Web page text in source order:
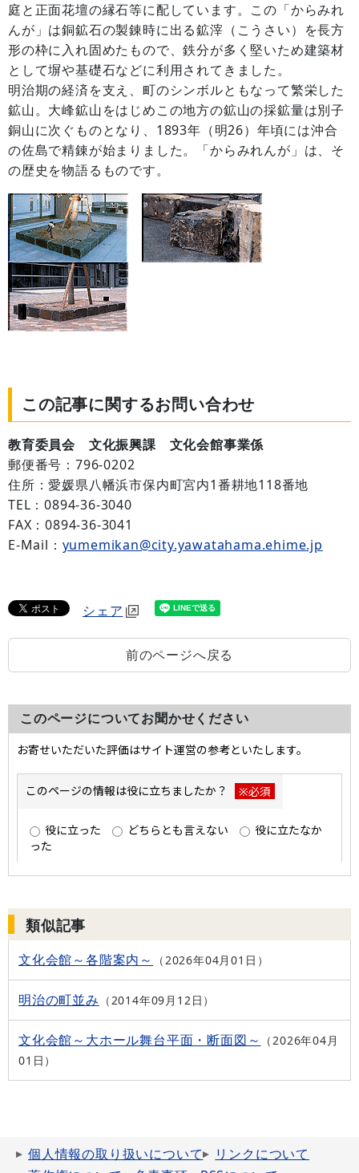
庭と正面花壇の縁石等に配しています。この「からみれ
んが」は銅鉱石の製錬時に出る鉱滓（こうさい）を長方
形の枠に入れ固めたもので、鉄分が多く堅いため建築材
として塀や基礎石などに利用されてきました。
明治期の経済を支え、町のシンボルともなって繁栄した
鉱山。大峰鉱山をはじめこの地方の鉱山の採鉱量は別子
銅山に次ぐものとなり、1893年（明26）年頃には沖合
の佐島で精錬が始まりました。「からみれんが」は、そ
の歴史を物語るものです。
この記事に関するお問い合わせ
教育委員会 文化振興課 文化会館事業係
郵便番号：796-0202
住所：愛媛県八幡浜市保内町宮内1番耕地118番地
TEL：0894-36-3040
FAX：0894-36-3041
E-Mail： yumemikan@city.yawatahama.ehime.jp
シェア
前のページへ戻る
このページについてお聞かせください
類似記事
文化会館～各階案内～ 2026年04月01日
明治の町並み 2014年09月12日
文化会館～大ホール舞台平面・断面図～
2026年04月
01日
個人情報の取り扱いについて
リンクについて